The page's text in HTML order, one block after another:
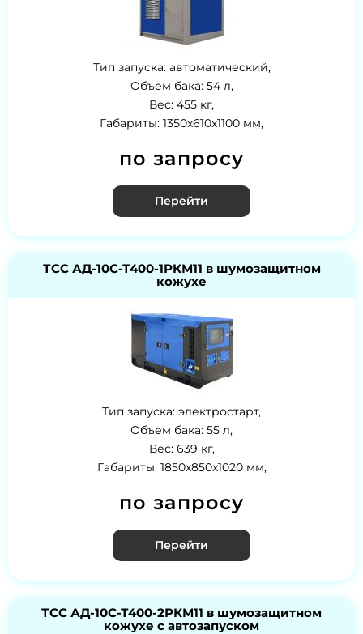
Тип запуска: автоматический,
Объем бака: 54 л,
Вес: 455 кг,
Габариты: 1350х610х1100 мм,
по запросу
Перейти
ТСС АД-10С-Т400-1РКМ11 в шумозащитном
кожухе
Тип запуска: электростарт,
Объем бака: 55 л,
Вес: 639 кг,
Габариты: 1850x850x1020 мм,
по запросу
Перейти
ТСС АД-10С-Т400-2РКМ11 в шумозащитном
кожухе с автозапуском